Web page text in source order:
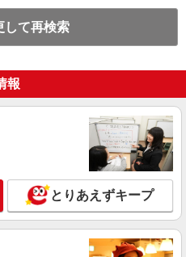
して再検索
報
とりあえずキープ